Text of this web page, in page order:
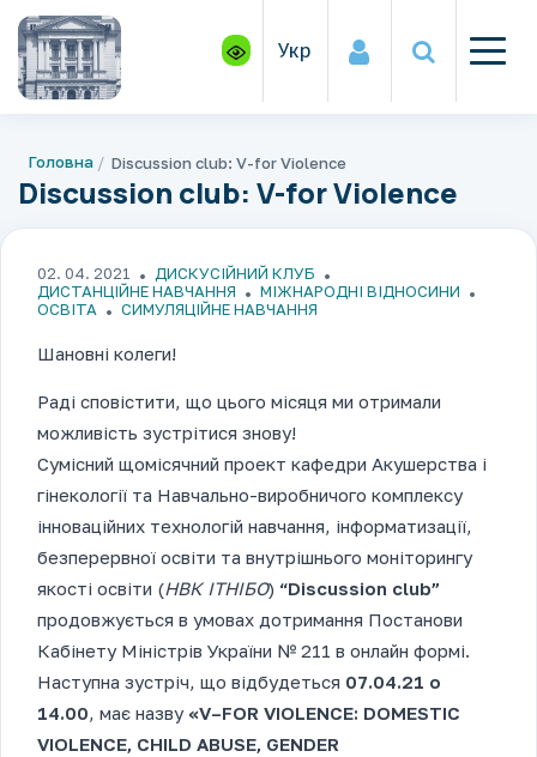
Укр
Головна Discussion club: V-for Violence
Discussion club: V-for Violence
02. 04. 2021
ДИСКУСІЙНИЙ КЛУБ
ДИСТАНЦІЙНЕ НАВЧАННЯ
МІЖНАРОДНІ ВІДНОСИНИ
ОСВІТА
СИМУЛЯЦІЙНЕ НАВЧАННЯ
Шановні колеги!
Раді сповістити, що цього місяця ми отримали
можливість зустрітися знову!
Сумісний щомісячний проект кафедри Акушерства і
гінекології та Навчально-виробничого комплексу
інноваційних технологій навчання, інформатизації,
безперервної освіти та внутрішнього моніторингу
якості освіти (НВК ІТНІБО) “Discussion club”
продовжується в умовах дотримання Постанови
Кабінету Міністрів України № 211 в онлайн формі.
Наступна зустріч, що відбудеться 07.04.21 о
14.00, має назву «V–FOR VIOLENCE: DOMESTIC
VIOLENCE, CHILD ABUSE, GENDER